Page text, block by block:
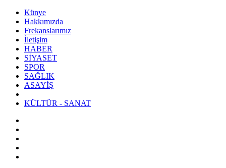
Künye
Hakkımızda
Frekanslarımız
İletişim
HABER
SİYASET
SPOR
SAĞLIK
ASAYİŞ
KÜLTÜR - SANAT